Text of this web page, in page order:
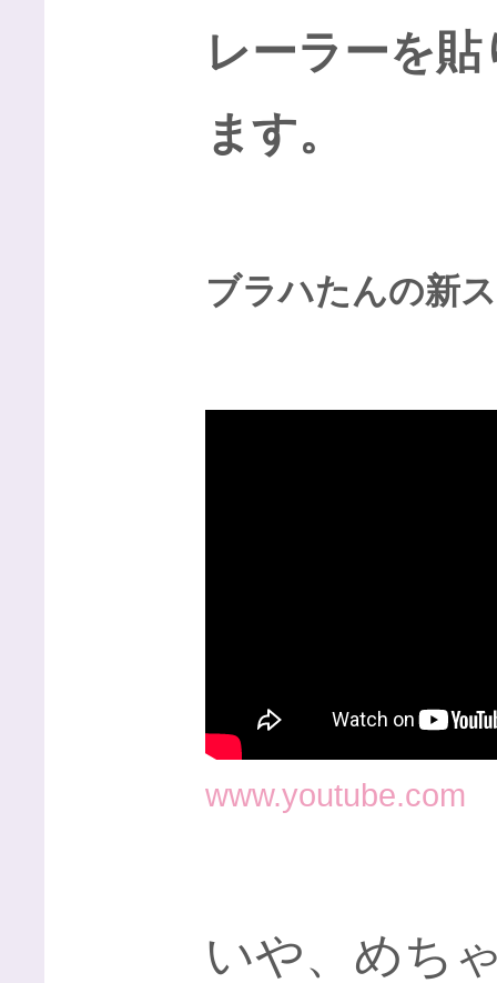
レーラーを
ます。
ブラハたんの新
www.youtube.com
いや、めち